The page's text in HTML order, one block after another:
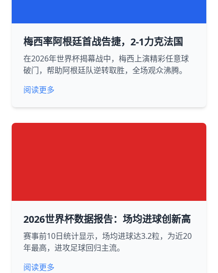
梅西率阿根廷首战告捷，2-1力克法国
在2026年世界杯揭幕战中，梅西上演精彩任意球
破门，帮助阿根廷队逆转取胜，全场观众沸腾。
阅读更多
2026世界杯数据报告：场均进球创新高
赛事前10日统计显示，场均进球达3.2粒，为近20
年最高，进攻足球回归主流。
阅读更多